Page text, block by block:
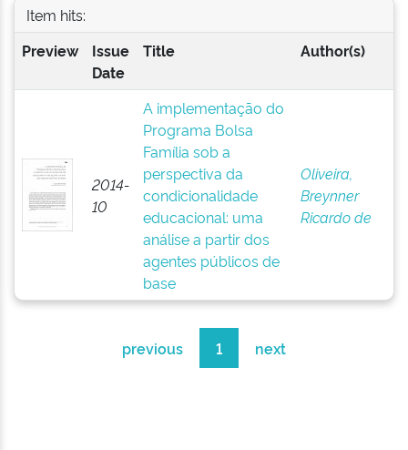
Item hits:
Preview
Issue
Date
Title Author(s)
2014-
10
A implementação do
Programa Bolsa
Família sob a
perspectiva da
condicionalidade
educacional: uma
análise a partir dos
agentes públicos de
base
Oliveira,
Breynner
Ricardo de
previous 1 next